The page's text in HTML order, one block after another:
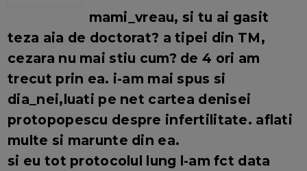
mami_vreau, si tu ai gasit
teza aia de doctorat? a tipei din TM,
cezara nu mai stiu cum? de 4 ori am
trecut prin ea. i-am mai spus si
dia_nei,luati pe net cartea denisei
protopopescu despre infertilitate. aflati
multe si marunte din ea.
si eu tot protocolul lung l-am fct data